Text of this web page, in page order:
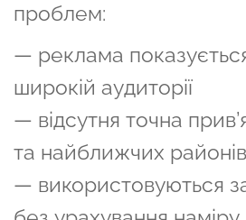
проблем:
— реклама
широкій аудиторії
— відсутня точна
та найближчих районів
— використовуються